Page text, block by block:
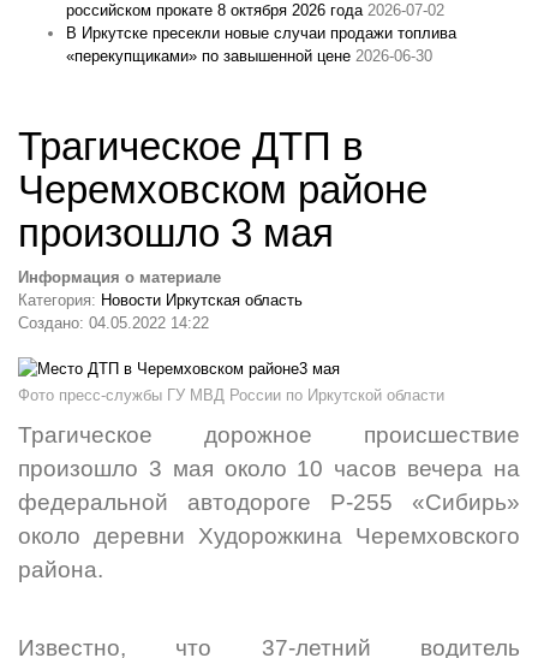
российском прокате 8 октября 2026 года 2026-07-02
В Иркутске пресекли новые случаи продажи топлива
«перекупщиками» по завышенной цене 2026-06-30
Трагическое ДТП в
Черемховском районе
произошло 3 мая
Информация о материале
Категория: Новости Иркутская область
Создано: 04.05.2022 14:22
Фото пресс-службы ГУ МВД России по Иркутской области
Трагическое дорожное происшествие
произошло 3 мая около 10 часов вечера на
федеральной автодороге Р-255 «Сибирь»
около деревни Худорожкина Черемховского
района.
Известно, что 37-летний водитель